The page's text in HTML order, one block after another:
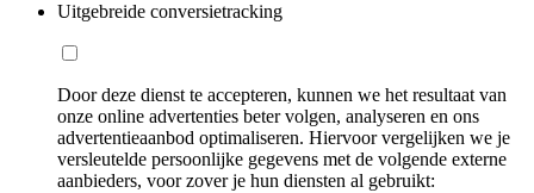
Uitgebreide conversietracking
Door deze dienst te accepteren, kunnen we het resultaat van
onze online advertenties beter volgen, analyseren en ons
advertentieaanbod optimaliseren. Hiervoor vergelijken we je
versleutelde persoonlijke gegevens met de volgende externe
aanbieders, voor zover je hun diensten al gebruikt: